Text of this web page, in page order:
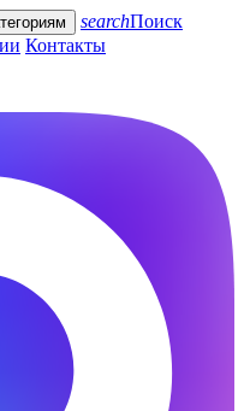
searchПоиск
Контакты